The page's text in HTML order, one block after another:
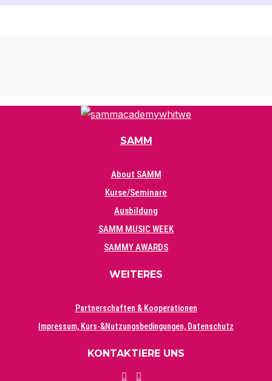
SAMM
About SAMM
Kurse/Seminare
Ausbildung
SAMM MUSIC WEEK
SAMMY AWARDS
WEITERES
Partnerschaften & Kooperationen
Impressum, Kurs-&Nutzungsbedingungen, Datenschutz
KONTAKTIERE UNS